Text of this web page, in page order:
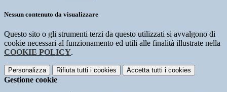
Nessun contenuto da visualizzare
Questo sito o gli strumenti terzi da questo utilizzati si avvalgono di
cookie necessari al funzionamento ed utili alle finalità illustrate nella
COOKIE POLICY.
Personalizza Rifiuta tutti i cookies Accetta tutti i cookies
Gestione cookie